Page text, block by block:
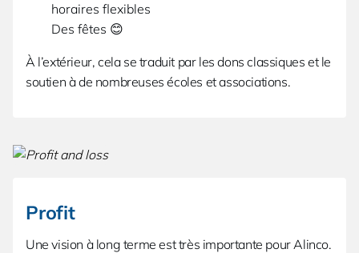
horaires flexibles
Des fêtes 😊
À l’extérieur, cela se traduit par les dons classiques et le
soutien à de nombreuses écoles et associations.
Profit
Une vision à long terme est très importante pour Alinco.